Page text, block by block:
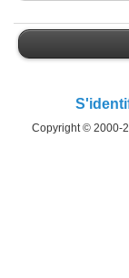
Copyright © 2000-